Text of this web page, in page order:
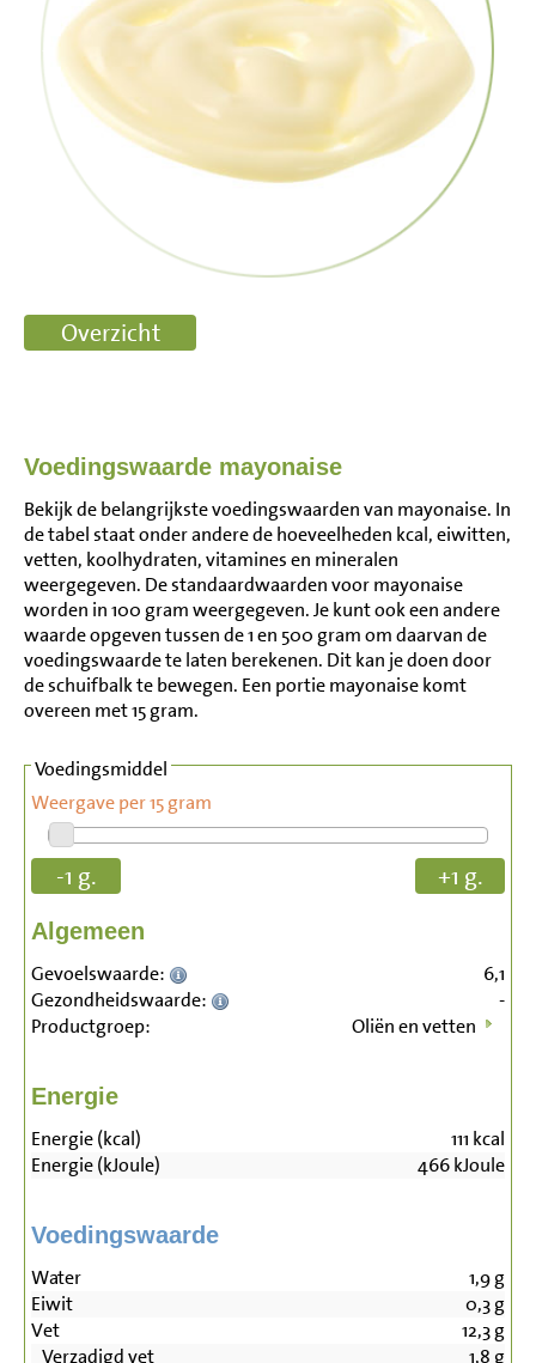
Voedingswaarde mayonaise
Bekijk de belangrijkste voedingswaarden van mayonaise. In
de tabel staat onder andere de hoeveelheden kcal, eiwitten,
vetten, koolhydraten, vitamines en mineralen
weergegeven. De standaardwaarden voor mayonaise
worden in 100 gram weergegeven. Je kunt ook een andere
waarde opgeven tussen de 1 en 500 gram om daarvan de
voedingswaarde te laten berekenen. Dit kan je doen door
de schuifbalk te bewegen. Een portie mayonaise komt
overeen met 15 gram.
Voedingsmiddel
Weergave per 15 gram
-1 g. +1 g.
Algemeen
Gevoelswaarde:
6,1
Gezondheidswaarde:
-
Productgroep:
Oliën en vetten
Energie
Energie (kcal) 111 kcal
Energie (kJoule)
466kJoule
Voedingswaarde
Water 1,9g
Eiwit
0,3g
Vet
12,3g
Verzadigd vet
1,8 g